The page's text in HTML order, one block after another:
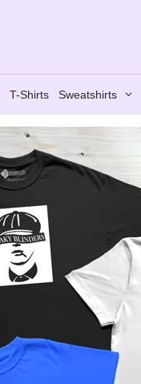
T-Shirts Sweatshirts